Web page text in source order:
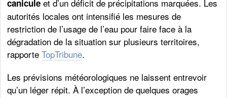
canicule et d’un déficit de précipitations marquées. Les
autorités locales ont intensifié les mesures de
restriction de l’usage de l’eau pour faire face à la
dégradation de la situation sur plusieurs territoires,
rapporteTopTribune.
Les prévisions météorologiques ne laissent entrevoir
qu’un léger répit. À l’exception de quelques orages